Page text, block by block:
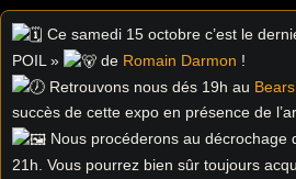
Ce samedi 15 octobre c’est le
POIL »
de Romain Darmon !
Retrouvons nous dés 19h au
succès de cette expo en présence de
Nous procéderons au
21h. Vous pourrez bien sûr toujours